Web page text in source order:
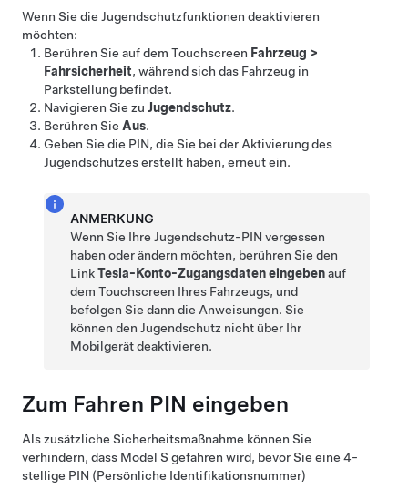
Wenn Sie die Jugendschutzfunktionen deaktivieren
möchten:
Berühren Sie auf dem Touchscreen Fahrzeug >
Fahrsicherheit, während sich das Fahrzeug in
Parkstellung befindet.
Navigieren Sie zu Jugendschutz.
Berühren Sie Aus.
Geben Sie die PIN, die Sie bei der Aktivierung des
Jugendschutzes erstellt haben, erneut ein.
ANMERKUNG
Wenn Sie Ihre Jugendschutz-PIN vergessen
haben oder ändern möchten, berühren Sie den
LinkTesla-Konto-Zugangsdaten eingebenauf
dem Touchscreen Ihres Fahrzeugs, und
befolgen Sie dann die Anweisungen. Sie
können den Jugendschutz nicht über Ihr
Mobilgerät deaktivieren.
Zum Fahren PIN eingeben
Als zusätzliche Sicherheitsmaßnahme können Sie
verhindern, dass Model S gefahren wird, bevor Sie eine 4-
stellige PIN (Persönliche Identifikationsnummer)